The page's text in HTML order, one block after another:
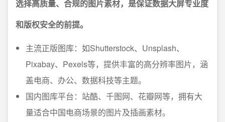
选择高质量、合规的图片素材，是保证数据大屏专业度
和版权安全的前提。
主流正版图库：如Shutterstock、Unsplash、
Pixabay、Pexels等，提供丰富的高分辨率图片，涵
盖电商、办公、数据科技等主题。
国内图库平台：站酷、千图网、花瓣网等，拥有大
量适合中国电商场景的图片及插画素材。